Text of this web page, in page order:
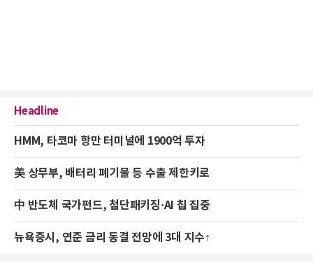
Headline
HMM, 타코마 항만 터미널에 1900억 투자
美 상무부, 배터리 폐기물 등 수출 제한키로
中 반도체 국가펀드, 첨단패키징·AI 칩 집중
뉴욕증시, 연준 금리 동결 전망에 3대 지수↑